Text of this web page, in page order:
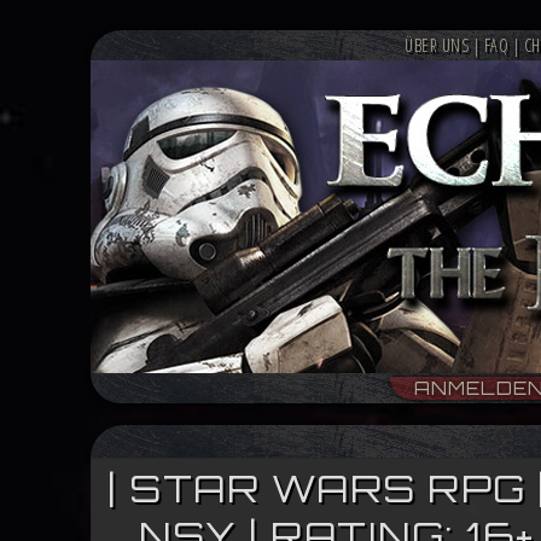
ÜBER UNS| FAQ|
| STAR WARS